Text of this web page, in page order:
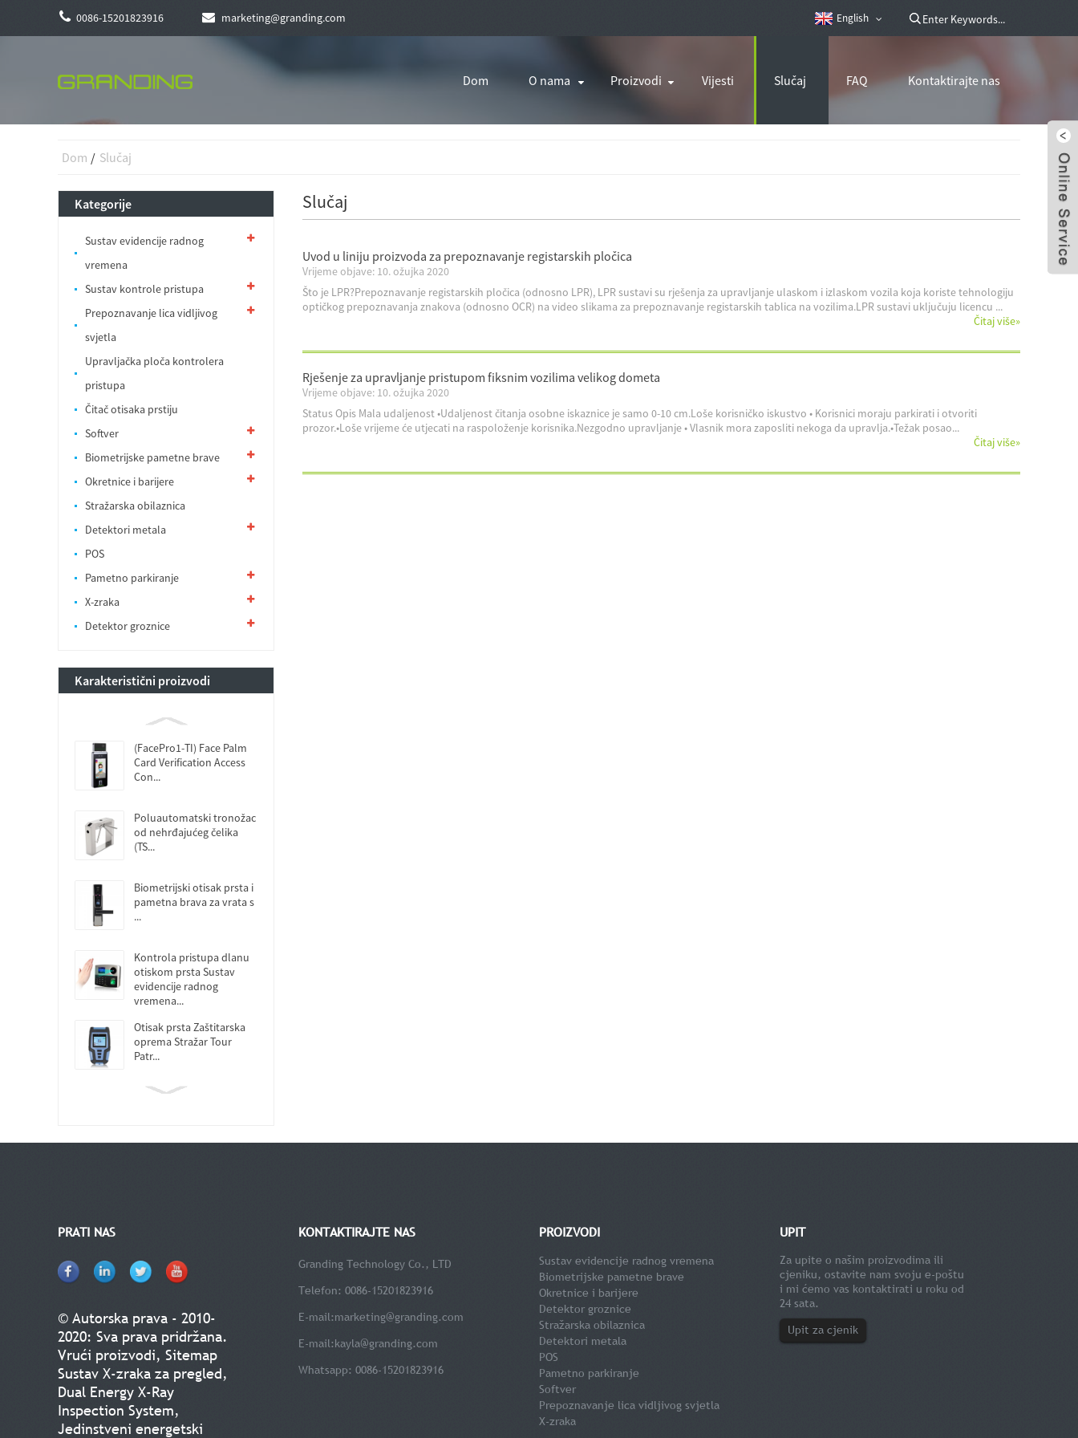
0086-15201823916 marketing@granding.com English
Dom O nama Proizvodi Vijesti Slučaj FAQ Kontaktirajte nas
Dom Slučaj
Kategorije
Sustav evidencije radnog
vremena
Sustav kontrole pristupa
Prepoznavanje lica vidljivog
svjetla
Upravljačka ploča kontrolera
pristupa
Čitač otisaka prstiju
Softver
Biometrijske pametne brave
Okretnice i barijere
Stražarska obilaznica
Detektori metala
POS
Pametno parkiranje
X-zraka
Detektor groznice
Karakteristični proizvodi
(FacePro1-TI) Face Palm
Card Verification Access
Con...
Poluautomatski tronožac
od nehrđajućeg čelika
(TS...
Biometrijski otisak prsta i
pametna brava za vrata s
...
Kontrola pristupa dlanu
otiskom prsta Sustav
evidencije radnog
vremena...
Otisak prsta Zaštitarska
oprema Stražar Tour
Patr...
Slučaj
Uvod u liniju proizvoda za prepoznavanje registarskih pločica
Vrijeme objave: 10. ožujka 2020
Što je LPR?Prepoznavanje registarskih pločica (odnosno LPR), LPR sustavi su rješenja za upravljanje ulaskom i izlaskom vozila koja koriste tehnologiju
optičkog prepoznavanja znakova (odnosno OCR) na video slikama za prepoznavanje registarskih tablica na vozilima.LPR sustavi uključuju licencu ...
Čitaj više»
Rješenje za upravljanje pristupom fiksnim vozilima velikog dometa
Vrijeme objave: 10. ožujka 2020
Status Opis Mala udaljenost •Udaljenost čitanja osobne iskaznice je samo 0-10 cm.Loše korisničko iskustvo • Korisnici moraju parkirati i otvoriti
prozor.•Loše vrijeme će utjecati na raspoloženje korisnika.Nezgodno upravljanje • Vlasnik mora zaposliti nekoga da upravlja.•Težak posao...
Čitaj više»
PRATI NAS
© Autorska prava - 2010-
2020: Sva prava pridržana.
Vrući proizvodi, Sitemap
Sustav X-zraka za pregled,
Dual Energy X-Ray
Inspection System,
Jedinstveni energetski
KONTAKTIRAJTE NAS
Granding Technology Co., LTD
Telefon: 0086-15201823916
E-mail:marketing@granding.com
E-mail:kayla@granding.com
Whatsapp: 0086-15201823916
PROIZVODI
Sustav evidencije radnog vremena
Biometrijske pametne brave
Okretnice i barijere
Detektor groznice
Stražarska obilaznica
Detektori metala
POS
Pametno parkiranje
Softver
Prepoznavanje lica vidljivog svjetla
X-zraka
UPIT
Za upite o našim proizvodima ili
cjeniku, ostavite nam svoju e-poštu
i mi ćemo vas kontaktirati u roku od
24 sata.
Upit za cjenik